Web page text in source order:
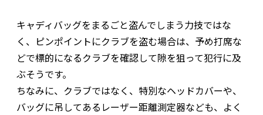
キャディバッグをまるごと盗んでしまう力技ではな
く、ピンポイントにクラブを盗む場合は、予め打席な
どで標的になるクラブを確認して隙を狙って犯行に及
ぶそうです。
ちなみに、クラブではなく、特別なヘッドカバーや、
バッグに吊してあるレーザー距離測定器なども、よく